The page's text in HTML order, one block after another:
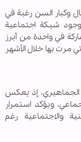
وكبار السن رغبة في
وجود شبكة اجتماعية
في واحدة من أبرز
مرت بها خلال الأشهر
إذ يعكس
ويؤكد استمرار
والاجتماعية رغم